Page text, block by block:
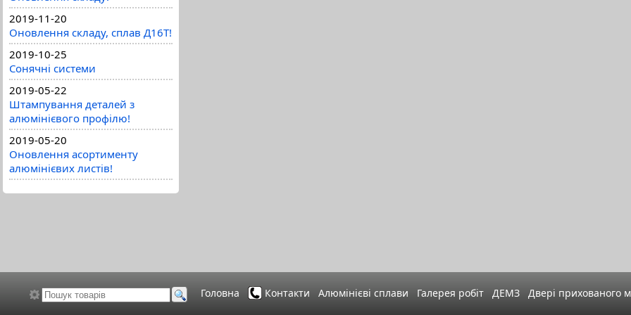
2019-11-20
Оновлення складу, сплав Д16Т!
2019-10-25
Сонячні системи
2019-05-22
Штампування деталей з
алюмінієвого профілю!
2019-05-20
Оновлення асортименту
алюмінієвих листів!
Головна Контакти Алюмінієві сплави Галерея робіт ДЕМЗ Двері прихованого